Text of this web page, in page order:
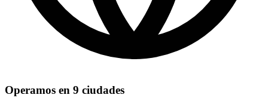
Operamos en 9 ciudades